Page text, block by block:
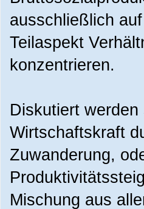
ausschließlich
Teilaspekt
konzentrieren.
Diskutiert
Wirtschaftskraft
Zuwanderung,
Mischung aus